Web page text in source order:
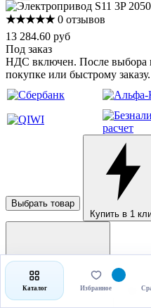
★★★★★ 0 отзывов
13 284.60 руб
Под заказ
НДС включен. После выбора
покупке или быстрому заказу.
Выбрать товар
Купить в 1
Каталог Избранное